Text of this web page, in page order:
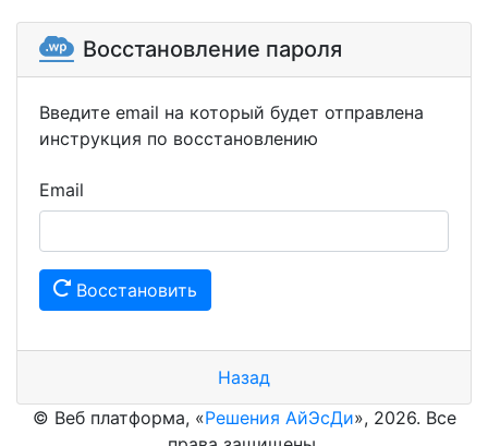
Восстановление пароля
Введите email на который будет отправлена
инструкция по восстановлению
Email
Восстановить
Назад
© Веб платформа, «Решения АйЭсДи», 2026. Все